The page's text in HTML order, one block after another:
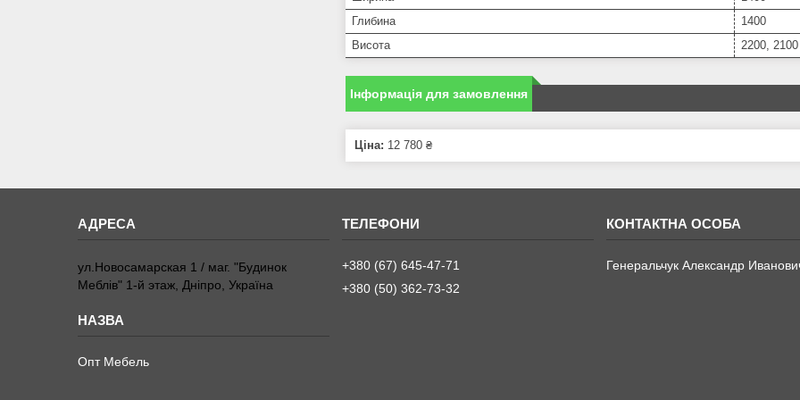
Глибина
1400
Висота
2200, 2100
Інформація для замовлення
Ціна: 12 780 ₴
ул.Новосамарская 1 / маг. "Будинок
Меблiв" 1-й этаж, Дніпро, Україна
Опт Мебель
+380 (67) 645-47-71
+380 (50) 362-73-32
Генеральчук Александр